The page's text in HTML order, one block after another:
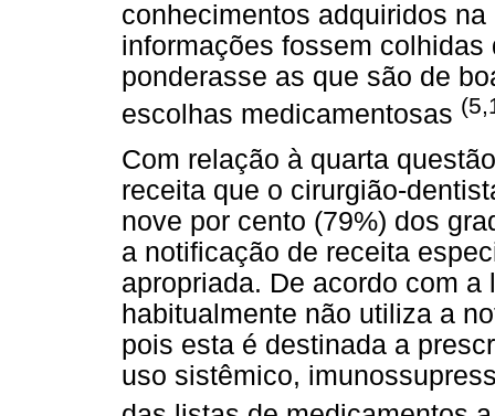
conhecimentos adquiridos
informações fossem
ponderasse as que são de
escolhas medicamentosas
Com relação à quarta
receita que o cirurgião-
nove por cento (79%) dos
a notificação de receita
apropriada. De acordo com
habitualmente não utiliza a
pois esta é destinada a
uso sistêmico,